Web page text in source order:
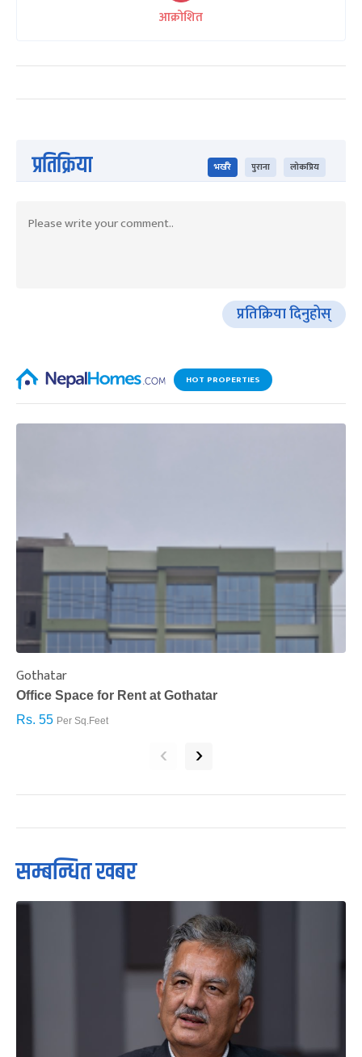
आक्रोशित
प्रतिक्रिया भर्खरै पुराना लोकप्रिय
प्रतिक्रिया दिनुहोस्
HOT PROPERTIES
Gothatar
Office Space for Rent at Gothatar
Rs. 55 Per Sq.Feet
‹ ›
सम्बन्धित खबर